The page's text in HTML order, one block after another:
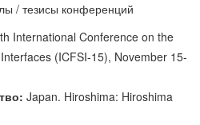
/ тезисы конференций
International Conference on the
(ICFSI-15), November 15-
Japan. Hiroshima: Hiroshima